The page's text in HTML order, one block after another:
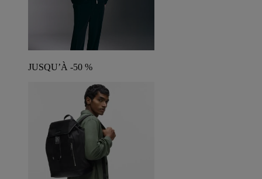
JUSQU’À -50 %